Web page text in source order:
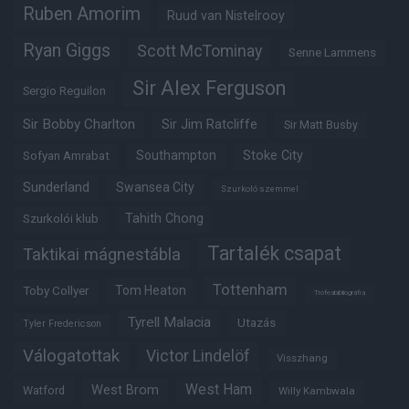
Ruben Amorim Ruud van Nistelrooy
Ryan Giggs Scott McTominay Senne Lammens
Sergio Reguilon Sir Alex Ferguson
Sir Bobby Charlton Sir Jim Ratcliffe Sir Matt Busby
Sofyan Amrabat Southampton Stoke City
Sunderland Swansea City Szurkoló szemmel
Szurkolói klub Tahith Chong
Taktikai mágnestábla Tartalék csapat
Toby Collyer Tom Heaton Tottenham Trófeabibliográfia
Tyler Fredericson Tyrell Malacia Utazás
Válogatottak Victor Lindelöf Visszhang
Watford West Brom West Ham Willy Kambwala